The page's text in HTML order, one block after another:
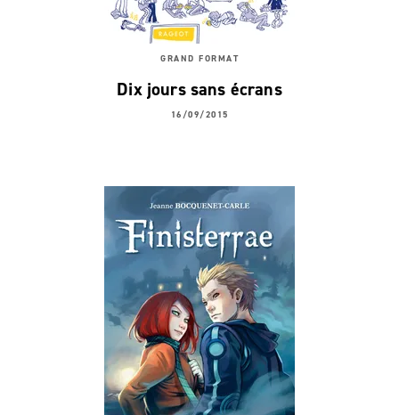
GRAND FORMAT
Dix jours sans écrans
16/09/2015